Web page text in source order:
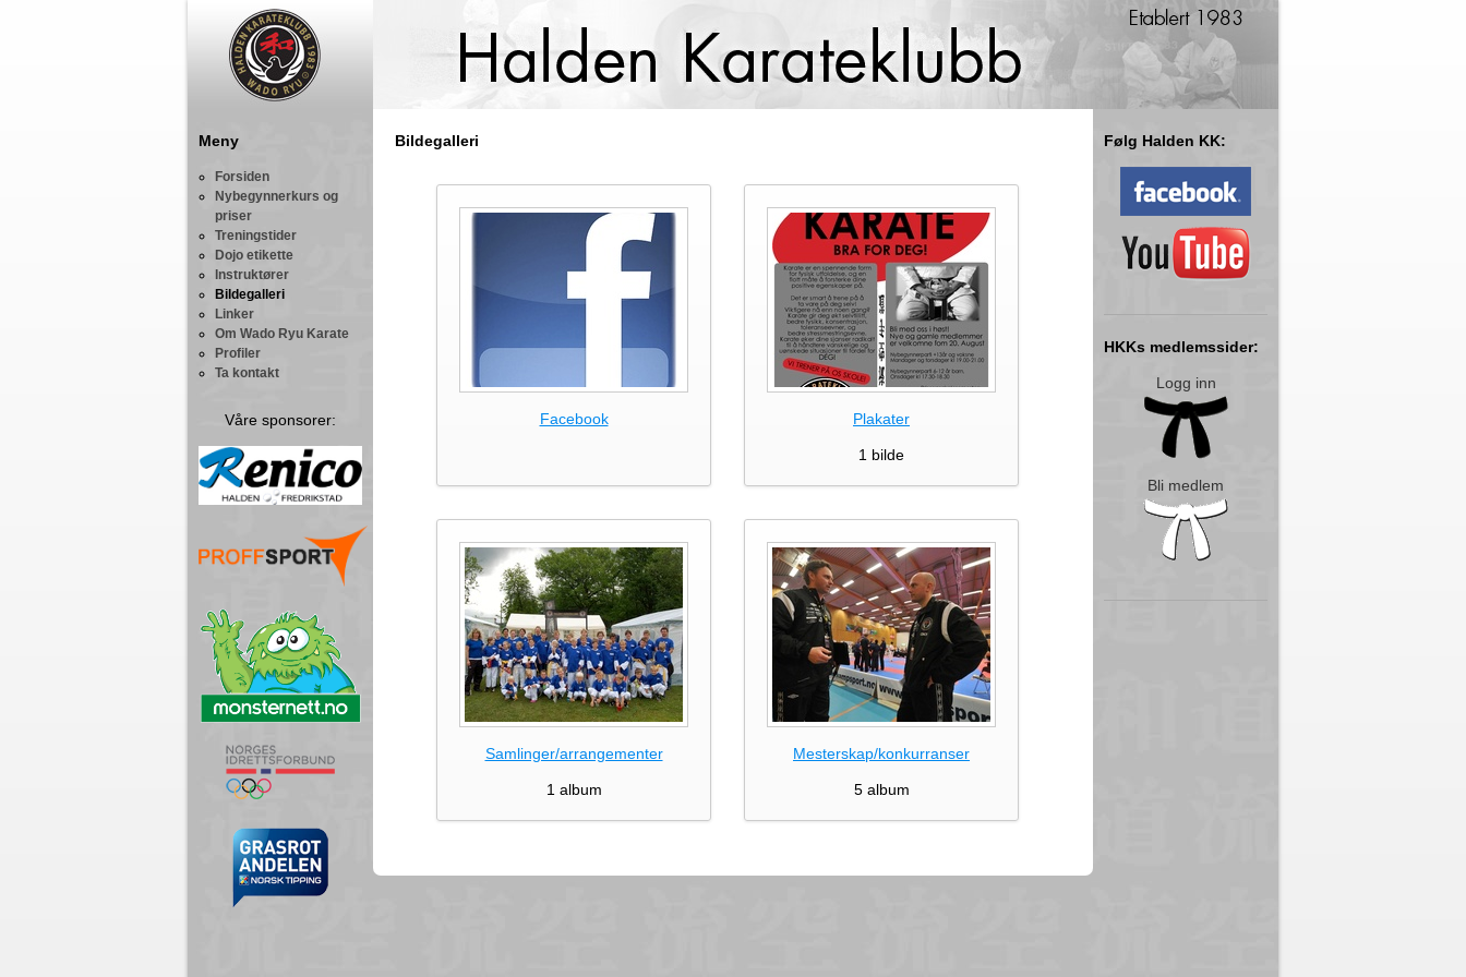
Meny
Forsiden
Nybegynnerkurs og
priser
Treningstider
Dojo etikette
Instruktører
Bildegalleri
Linker
Om Wado Ryu Karate
Profiler
Ta kontakt
Våre sponsorer:
Bildegalleri
Facebook Plakater
1 bilde
Samlinger/arrangementer
1 album
Mesterskap/konkurranser
5 album
Følg Halden KK:
HKKs medlemssider:
Logg inn
Bli medlem